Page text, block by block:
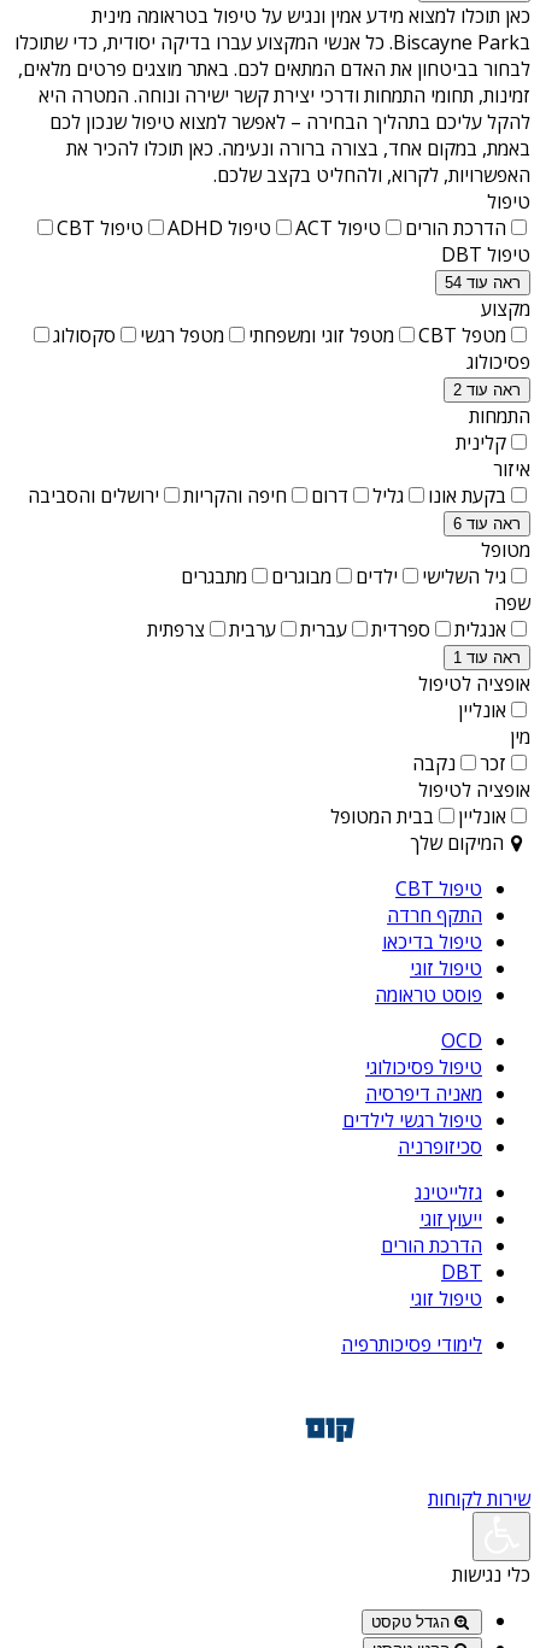
כאן תוכלו למצוא מידע אמין ונגיש על טיפול בטראומה מינית
בBiscayne Park
. כל אנשי המקצוע עברו בדיקה יסודית, כדי שתוכלו
לבחור בביטחון את האדם המתאים לכם. באתר מוצגים פרטים מלאים,
זמינות, תחומי התמחות ודרכי יצירת קשר ישירה ונוחה. המטרה היא
להקל עליכם בתהליך הבחירה – לאפשר למצוא טיפול שנכון לכם
באמת, במקום אחד, בצורה ברורה ונעימה. כאן תוכלו להכיר את
האפשרויות, לקרוא, ולהחליט בקצב שלכם.
טיפול
הדרכת הורים
טיפול ACT טיפול ADHD
טיפול CBT
טיפול DBT
ראה עוד 54
מקצוע
מטפל CBT
מטפל זוגי ומשפחתי מטפל רגשי
סקסולוג
פסיכולוג
ראה עוד 2
התמחות
קלינית
איזור
בקעת אונו
גליל דרום חיפה והקריות ירושלים והסביבה
ראה עוד 6
מטופל
גיל השלישי
ילדים מבוגרים
מתבגרים
שפה
אנגלית
ספרדית עברית ערבית צרפתית
ראה עוד 1
אופציה לטיפול
אונליין
מין
זכר
נקבה
אופציה לטיפול
אונליין
בבית המטופל
המיקום שלך
טיפול CBT
התקף חרדה
טיפול בדיכאו
טיפול זוגי
פוסט טראומה
OCD
טיפול פסיכולוגי
מאניה דיפרסיה
טיפול רגשי לילדים
סכיזופרניה
גזלייטינג
ייעוץ זוגי
הדרכת הורים
DBT
טיפול זוגי
לימודי פסיכותרפיה
שירות לקוחות
כלי נגישות
הגדל טקסט